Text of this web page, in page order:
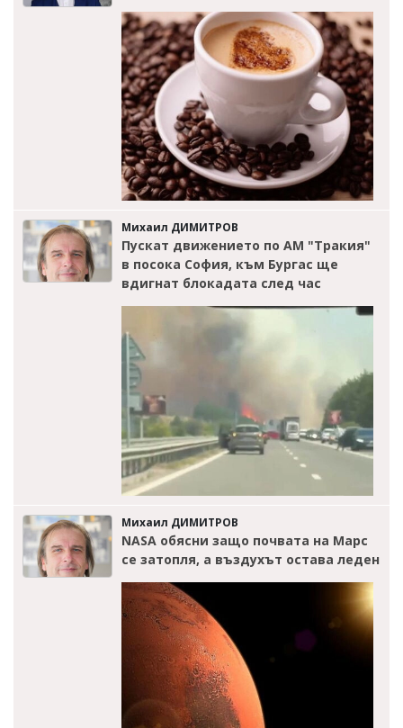
Михаил ДИМИТРОВ
Пускат движението по АМ "Тракия"
в посока София, към Бургас ще
вдигнат блокадата след час
Михаил ДИМИТРОВ
NASA обясни защо почвата на Марс
се затопля, а въздухът остава леден